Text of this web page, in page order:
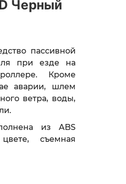
Черный
пассивной
при езде на
Кроме
аварии, шлем
ветра, воды,
из ABS
съемная